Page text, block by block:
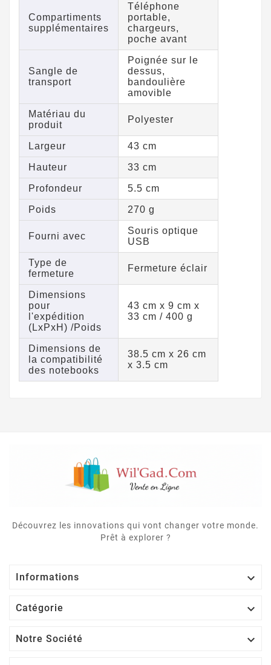
Compartiments
supplémentaires
Téléphone
portable,
chargeurs,
poche avant
Sangle de
transport
Poignée sur le
dessus,
bandoulière
amovible
Matériau du
produit
Polyester
Largeur 43 cm
Hauteur 33 cm
Profondeur 5.5 cm
Poids 270 g
Fourni avec
Souris optique
USB
Type de
fermeture
Fermeture éclair
Dimensions
pour
l'expédition
(LxPxH) /Poids
43 cm x 9 cm x
33 cm / 400 g
Dimensions de
la compatibilité
des notebooks
38.5 cm x 26 cm
x 3.5 cm
Découvrez les innovations qui vont changer votre monde.
Prêt à explorer ?
Informations 
Catégorie 
Notre Société 